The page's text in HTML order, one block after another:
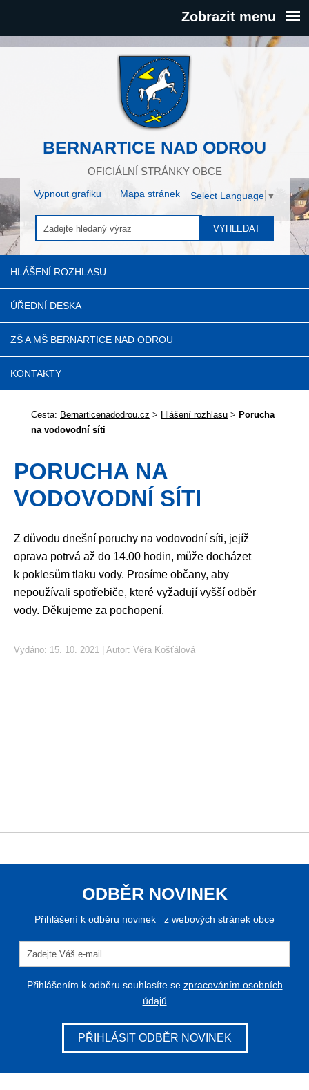
Zobrazit menu
BERNARTICE NAD ODROU
OFICIÁLNÍ STRÁNKY OBCE
Vypnout grafiku Mapa stránek Select Language ▼
VYHLEDAT
HLÁŠENÍ ROZHLASU
ÚŘEDNÍ DESKA
ZŠ A MŠ BERNARTICE NAD ODROU
KONTAKTY
Cesta: Bernarticenadodrou.cz > Hlášení rozhlasu > Porucha
na vodovodní síti
PORUCHA NA
VODOVODNÍ SÍTI
Z důvodu dnešní poruchy na vodovodní síti, jejíž
oprava potrvá až do 14.00 hodin, může docházet
k poklesům tlaku vody. Prosíme občany, aby
nepoužívali spotřebiče, které vyžadují vyšší odběr
vody. Děkujeme za pochopení.
Vydáno: 15. 10. 2021 | Autor: Věra Košťálová
ODBĚR NOVINEK
Přihlášení k odběru novinek z webových stránek obce
Přihlášením k odběru souhlasíte se zpracováním osobních
údajů
PŘIHLÁSIT ODBĚR NOVINEK